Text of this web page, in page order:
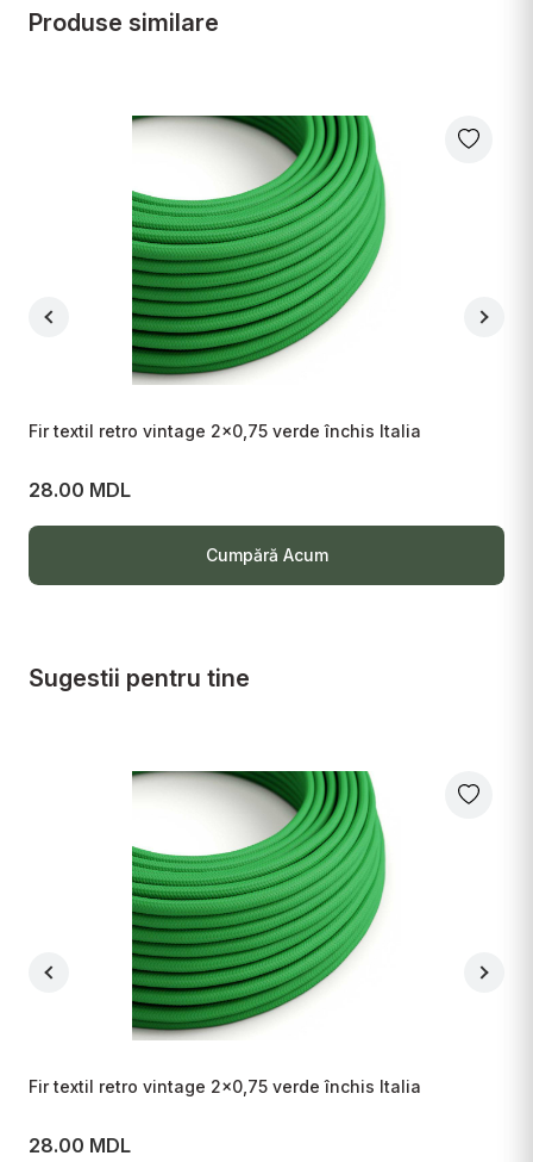
Produse similare
Fir textil retro vintage 2x0,75 verde închis Italia
28.00 MDL
Cumpără Acum
Sugestii pentru tine
Fir textil retro vintage 2x0,75 verde închis Italia
28.00 MDL